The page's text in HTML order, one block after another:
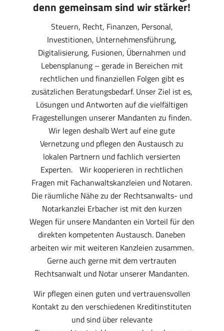
denn gemeinsam sind wir stärker!
Steuern, Recht, Finanzen, Personal,
Investitionen, Unternehmensführung,
Digitalisierung, Fusionen, Übernahmen und
Lebensplanung – gerade in Bereichen mit
rechtlichen und finanziellen Folgen gibt es
zusätzlichen Beratungsbedarf. Unser Ziel ist es,
Lösungen und Antworten auf die vielfältigen
Fragestellungen unserer Mandanten zu finden.
Wir legen deshalb Wert auf eine gute
Vernetzung und pflegen den Austausch zu
lokalen Partnern und fachlich versierten
Experten. Wir kooperieren in rechtlichen
Fragen mit Fachanwaltskanzleien und Notaren.
Die räumliche Nähe zu der Rechtsanwalts- und
Notarkanzlei Erbacher ist mit den kurzen
Wegen für unsere Mandanten ein Vorteil für den
direkten kompetenten Austausch. Daneben
arbeiten wir mit weiteren Kanzleien zusammen.
Gerne auch gerne mit dem vertrauten
Rechtsanwalt und Notar unserer Mandanten.
Wir pflegen einen guten und vertrauensvollen
Kontakt zu den verschiedenen Kreditinstituten
und sind über relevante